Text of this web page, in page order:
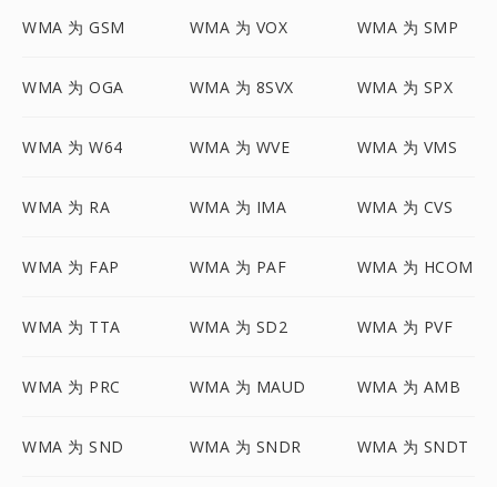
WMA 为 GSM WMA 为 VOX WMA 为 SMP
WMA 为 OGA WMA 为 8SVX WMA 为 SPX
WMA 为 W64 WMA 为 WVE WMA 为 VMS
WMA 为 RA WMA 为 IMA WMA 为 CVS
WMA 为 FAP WMA 为 PAF WMA 为 HCOM
WMA 为 TTA WMA 为 SD2 WMA 为 PVF
WMA 为 PRC WMA 为 MAUD WMA 为 AMB
WMA 为 SND WMA 为 SNDR WMA 为 SNDT